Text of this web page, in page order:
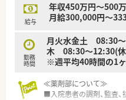
給与
年収450万円～500
月給300,000円～
勤務
時間
月火水金土 08:30
木 08:30～12:30(
※週平均40時間の1
≪薬剤部について≫
■入院患者の調剤、監査、